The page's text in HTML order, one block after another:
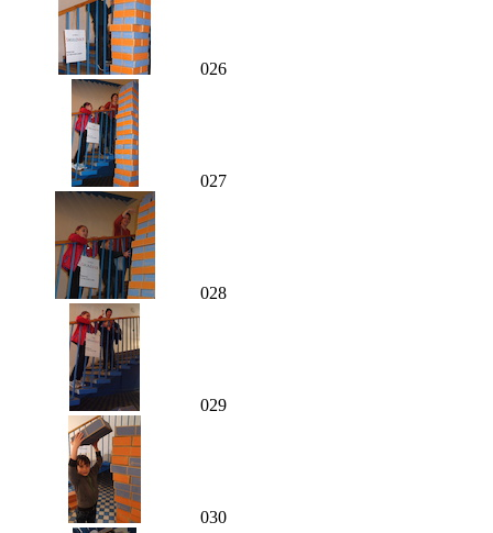
026
027
028
029
030